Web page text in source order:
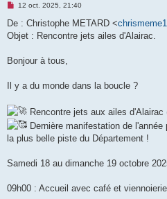
M
s
a
n
l
12 oct. 2025, 21:40
De : Christophe METARD <
Objet : Rencontre jets ailes d'Alairac.
Bonjour à tous,
Il y a du monde dans la boucle ?
Rencontre jets aux ailes d'Alairac
Dernière manifestation de
la plus belle piste du Département !
Samedi 18 au dimanche 19 octobre
09h00 : Accueil avec café et